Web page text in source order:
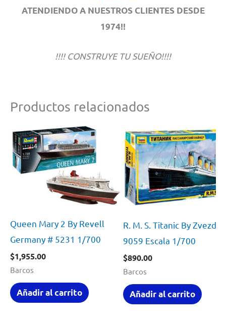
ATENDIENDO A NUESTROS CLIENTES DESDE
1974!!
!!!! CONSTRUYE TU SUEÑO!!!!
Productos relacionados
Queen Mary 2 By Revell
Germany # 5231 1/700
$1,955.00
Barcos
Añadir al carrito
R. M. S. Titanic By Zvezda
9059 Escala 1/700
$890.00
Barcos
Añadir al carrito